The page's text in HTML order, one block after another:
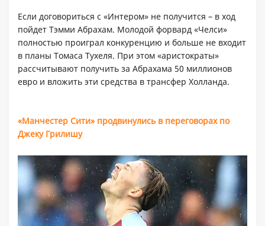
Если договориться с «Интером» не получится – в ход
пойдет Тэмми Абрахам. Молодой форвард «Челси»
полностью проиграл конкуренцию и больше не входит
в планы Томаса Тухеля. При этом «аристократы»
рассчитывают получить за Абрахама 50 миллионов
евро и вложить эти средства в трансфер Холланда.
«Манчестер Сити» продвинулись в переговорах по
Джеку Грилишу